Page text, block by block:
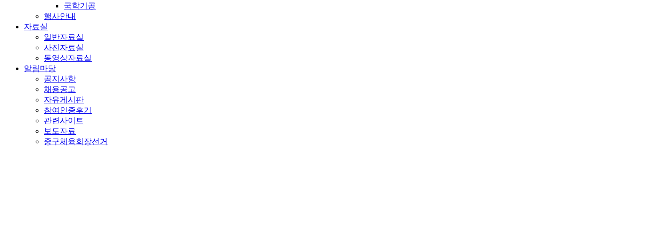
국학기공
행사안내
자료실
일반자료실
사진자료실
동영상자료실
알림마당
공지사항
채용공고
자유게시판
참여인증후기
관련사이트
보도자료
중구체육회장선거